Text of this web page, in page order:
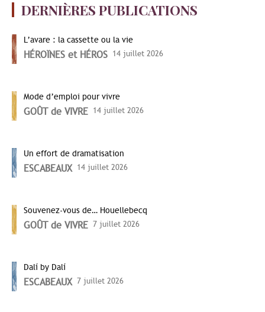
DERNIÈRES PUBLICATIONS
L’avare : la cassette ou la vie
HÉROÏNES et HÉROS 14 juillet 2026
Mode d’emploi pour vivre
GOÛT de VIVRE 14 juillet 2026
Un effort de dramatisation
ESCABEAUX 14 juillet 2026
Souvenez-vous de… Houellebecq
GOÛT de VIVRE 7 juillet 2026
Dalí by Dalí
ESCABEAUX 7 juillet 2026